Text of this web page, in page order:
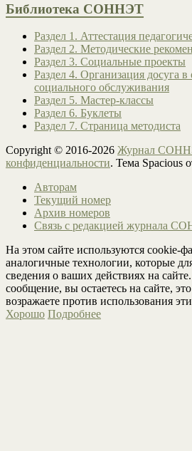
Библиотека СОННЭТ
Раздел 1. Аттестация
Раздел 2. Методические
Раздел 3. Социальные проекты
Раздел 4. Организация досуга в
социального обслуживания
Раздел 5. Мастер-классы
Раздел 6. Буклеты
Раздел 7. Страница методиста
Copyright © 2016-2026 Журнал
конфиденциальности. Тема Spacious
Авторам
Текущий номер
Архив номеров
Связь с редакцией журнала
На этом сайте используются cookie-
аналогичные технологии, которые
сведения о ваших действиях на
сообщение, вы остаетесь на сайте,
возражаете против использования
Хорошо Подробнее